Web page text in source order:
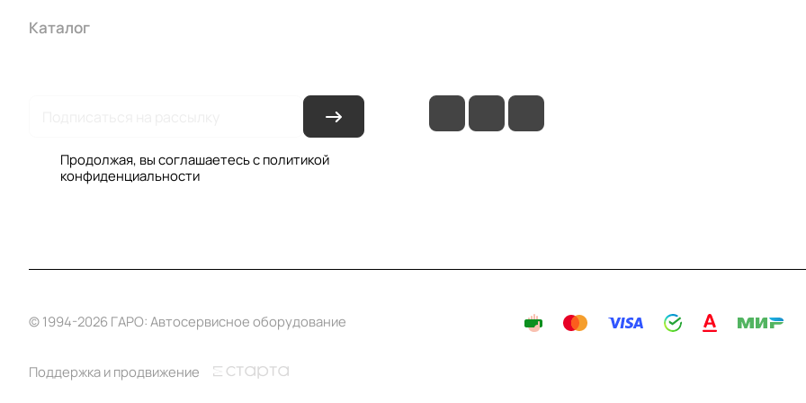
Каталог
Продолжая, вы соглашаетесь с политикой
конфиденциальности
© 1994-2026 ГАРО: Автосервисное оборудование
Поддержка и продвижение